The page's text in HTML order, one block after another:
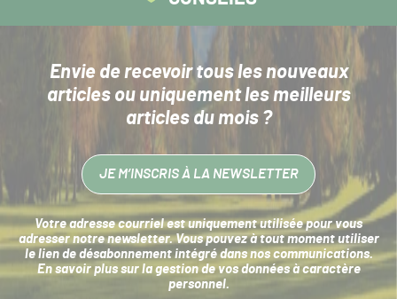
Envie de recevoir tous les nouveaux
articlesou uniquement les meilleurs
articles du mois ?
JE M’INSCRIS À LA NEWSLETTER
Votre adresse courriel est uniquement utilisée pour vous
adresser notre newsletter. Vous pouvez à tout moment utiliser
le lien de désabonnement intégré dans nos communications.
En savoir plus sur la gestion de vos données à caractère
personnel.